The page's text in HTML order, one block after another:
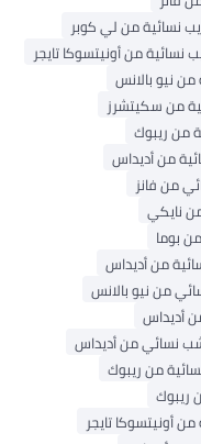
نسائية من لي كوبر
نسائية من أونيتسوكا تايجر
من نيو بالانس
من سكيتشرز
من ريبوك
من أديداس
من فانز
نايكي
بوما
من أديداس
من نيو بالانس
أديداس
نسائي من أديداس
من ريبوك
أونيتسوكا تايجر